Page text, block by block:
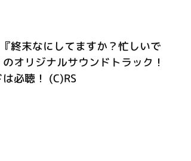
終末なにしてますか？忙しいで
オリジナルサウンドトラック！
必聴！ (C)RS